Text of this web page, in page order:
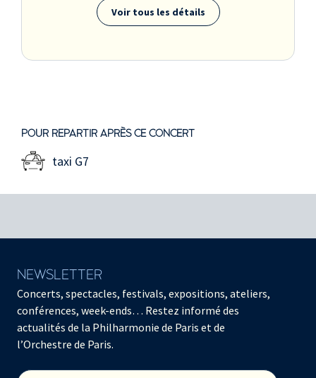
Voir tous les détails
POUR REPARTIR APRÈS CE CONCERT
taxi G7
NEWSLETTER
Concerts, spectacles, festivals, expositions, ateliers,
conférences, week-ends… Restez informé des
actualités de la Philharmonie de Paris et de
l’Orchestre de Paris.